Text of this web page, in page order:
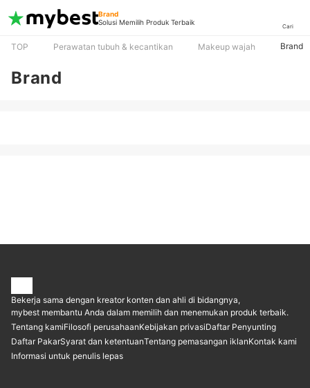
Brand
Solusi Memilih Produk Terbaik
Cari
TOP Perawatan tubuh & kecantikan Makeup wajah Brand
Brand
Bekerja sama dengan kreator konten dan ahli di bidangnya,
mybest membantu Anda dalam memilih dan menemukan produk terbaik.
Tentang kamiFilosofi perusahaanKebijakan privasiDaftar Penyunting
Daftar PakarSyarat dan ketentuanTentang pemasangan iklanKontak kami
Informasi untuk penulis lepas